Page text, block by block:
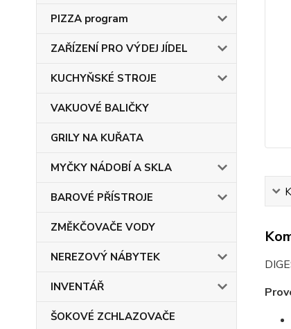
PIZZA program
ZAŘÍZENÍ PRO VÝDEJ JÍDEL
KUCHYŇSKÉ STROJE
VAKUOVÉ BALIČKY
GRILY NA KUŘATA
MYČKY NÁDOBÍ A SKLA
BAROVÉ PŘÍSTROJE
ZMĚKČOVAČE VODY
NEREZOVÝ NÁBYTEK
INVENTÁŘ
ŠOKOVÉ ZCHLAZOVAČE